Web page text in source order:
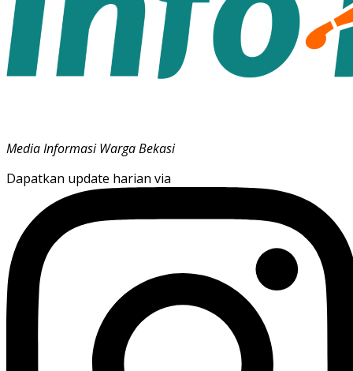
Media Informasi Warga Bekasi
Dapatkan update harian via